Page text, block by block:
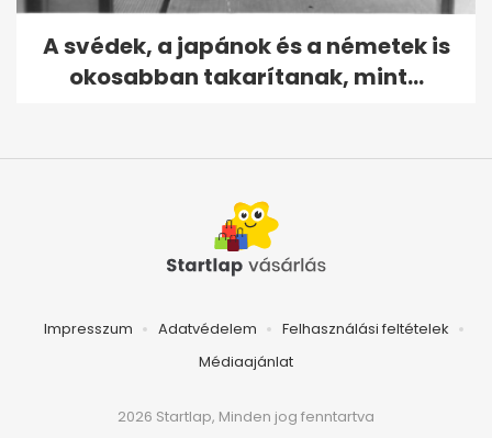
A svédek, a japánok és a németek is
okosabban takarítanak, mint...
Impresszum Adatvédelem
Felhasználási feltételek
Médiaajánlat
2026 Startlap, Minden jog fenntartva